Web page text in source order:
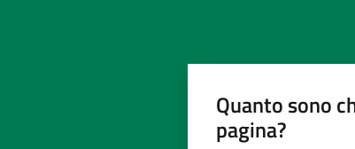
Quanto sono
pagina?